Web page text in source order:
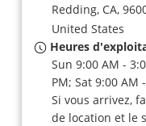
Redding, CA,
United States
Heures
Sun 9:00 AM -
PM; Sat 9:00 AM
Si vous arrivez,
de location et le